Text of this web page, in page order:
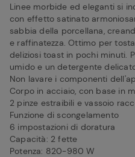
Linee morbide ed eleganti si
con effetto satinato
sabbia della porcellana,
e raffinatezza. Ottimo per
deliziosi toast in pochi minuti.
umido e un detergente
Non lavare i componenti
Corpo in acciaio, con base in
2 pinze estraibili e vassoio
Funzione di scongelamento
6 impostazioni di doratura
Capacità: 2 fette
Potenza: 820-980 W